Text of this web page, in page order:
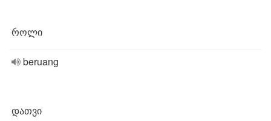
როლი
beruang
დათვი